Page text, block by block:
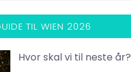
TIL WIEN 2026
Hvor skal vi til neste år?